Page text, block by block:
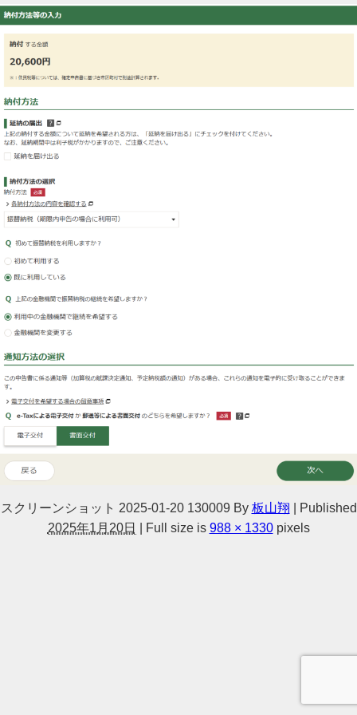
スクリーンショット 2025-01-20 130009 By 板山翔
Published
2025年1月20日
Full size is 988 × 1330pixels